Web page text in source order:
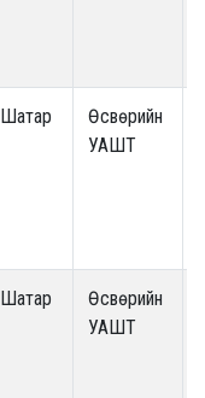
Шатар
Өсвөрийн
УАШТ
Шатар
Өсвөрийн
УАШТ